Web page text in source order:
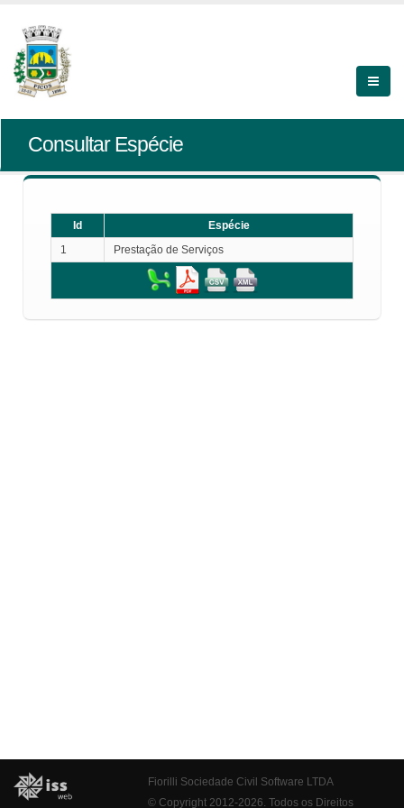
Consultar Espécie
Id
Espécie
1
Prestação de Serviços
Fiorilli Sociedade Civil Software LTDA
© Copyright 2012-2026. Todos os Direitos